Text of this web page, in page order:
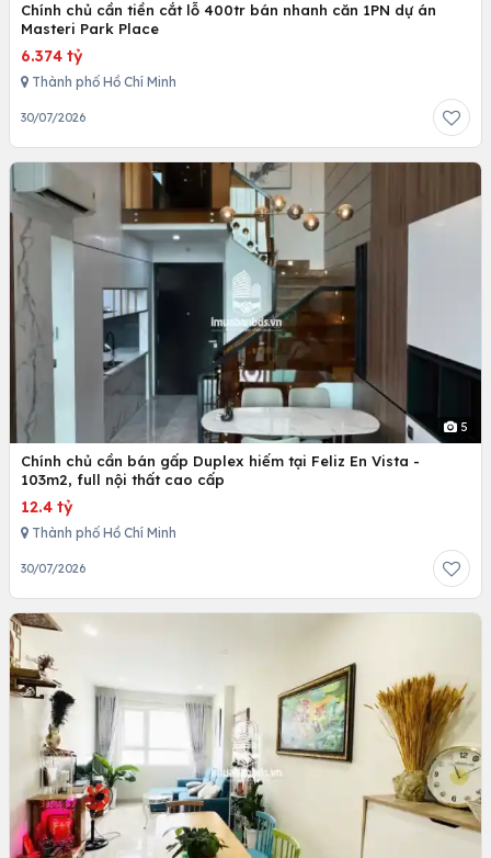
Chính chủ cần tiền cắt lỗ 400tr bán nhanh căn 1PN dự án
Masteri Park Place
6.374 tỷ
Thành phố Hồ Chí Minh
30/07/2026
5
Chính chủ cần bán gấp Duplex hiếm tại Feliz En Vista -
103m2, full nội thất cao cấp
12.4 tỷ
Thành phố Hồ Chí Minh
30/07/2026